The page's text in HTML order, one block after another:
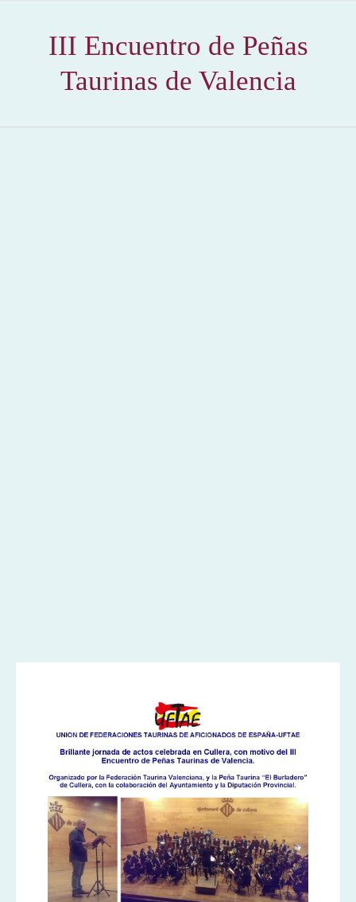
III Encuentro de Peñas
Taurinas de Valencia